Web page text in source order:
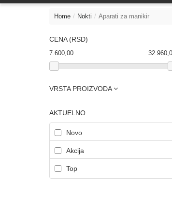
Home Nokti Aparati za manikir
CENA (RSD)
7.600,00
VRSTA PROIZVODA
AKTUELNO
Novo
Akcija
Top